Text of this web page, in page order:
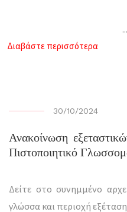
...
Διαβάστε περισσότερα
30/10/2024
Ανακοίνωση
Πιστοποιητικό
Δείτε στο συνημμένο
γλώσσα και περιοχή